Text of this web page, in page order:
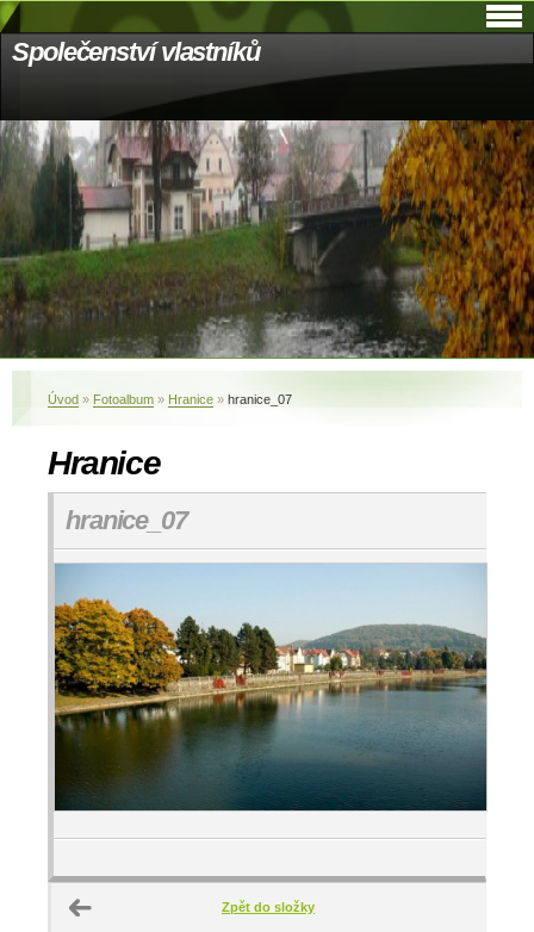
Společenství vlastníků
Úvod » Fotoalbum » Hranice » hranice_07
Hranice
hranice_07
Zpět do složky